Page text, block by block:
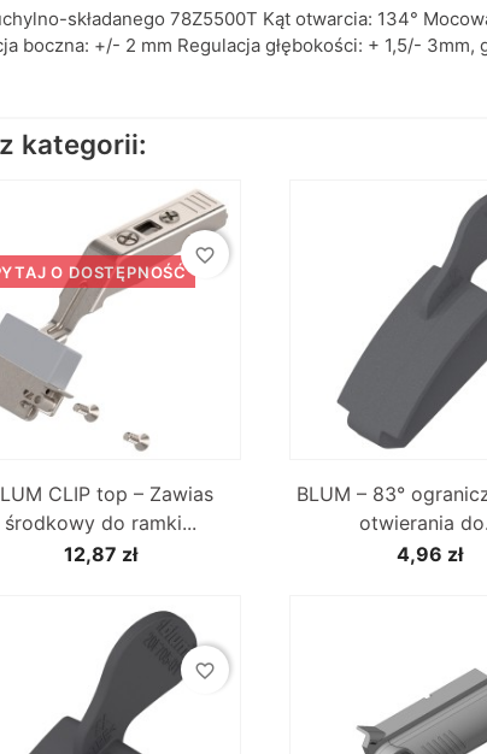
składanego 78Z5500T Kąt otwarcia: 134°
boczna: +/- 2 mm Regulacja głębokości: + 1,5/- 3mm,
kategorii:
CLIP top – Zawias
środkowy do ramki...
12,87 zł
O DOSTĘPNOŚĆ
favorite_border
BLUM – 83°
otwierania
4,96 zł
favorite_border